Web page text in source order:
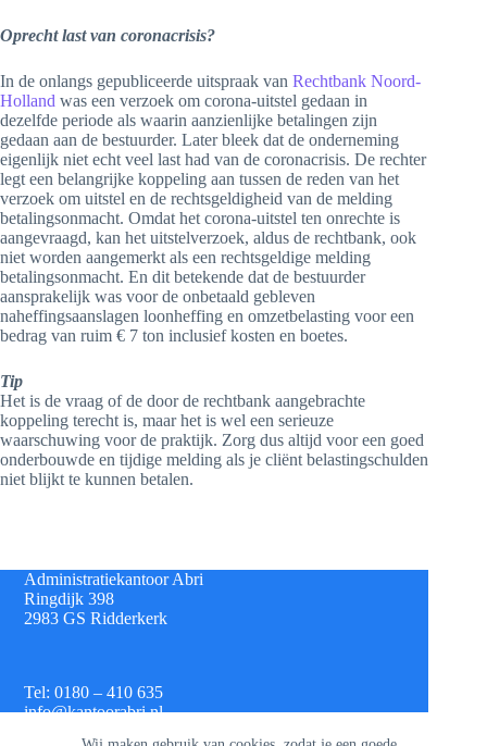
Oprecht last van coronacrisis?
In de onlangs gepubliceerde uitspraak van Rechtbank Noord-
Holland was een verzoek om corona-uitstel gedaan in
dezelfde periode als waarin aanzienlijke betalingen zijn
gedaan aan de bestuurder. Later bleek dat de onderneming
eigenlijk niet echt veel last had van de coronacrisis. De rechter
legt een belangrijke koppeling aan tussen de reden van het
verzoek om uitstel en de rechtsgeldigheid van de melding
betalingsonmacht. Omdat het corona-uitstel ten onrechte is
aangevraagd, kan het uitstelverzoek, aldus de rechtbank, ook
niet worden aangemerkt als een rechtsgeldige melding
betalingsonmacht. En dit betekende dat de bestuurder
aansprakelijk was voor de onbetaald gebleven
naheffingsaanslagen loonheffing en omzetbelasting voor een
bedrag van ruim € 7 ton inclusief kosten en boetes.
Tip
Het is de vraag of de door de rechtbank aangebrachte
koppeling terecht is, maar het is wel een serieuze
waarschuwing voor de praktijk. Zorg dus altijd voor een goed
onderbouwde en tijdige melding als je cliënt belastingschulden
niet blijkt te kunnen betalen.
Administratiekantoor Abri
Ringdijk 398
2983 GS Ridderkerk
Tel: 0180 – 410 635
info@kantoorabri.nl